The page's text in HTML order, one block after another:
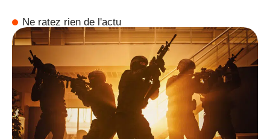
Ne ratez rien de l'actu